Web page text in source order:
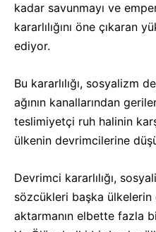
kadar savunmayı ve
kararlılığını öne çıkaran
ediyor.
Bu kararlılığı, sosyalizm
ağının kanallarından
teslimiyetçi ruh halinin
ülkenin devrimcilerine
Devrimci kararlılığı,
sözcükleri başka ülkelerin
aktarmanın elbette fazla